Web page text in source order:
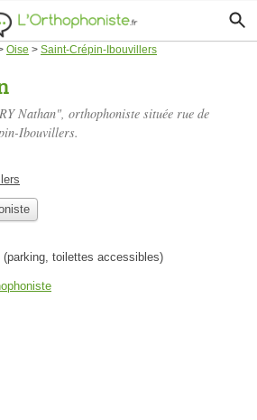
Oise > Saint-Crépin-Ibouvillers
Nathan", orthophoniste située rue de
Ibouvillers.
(parking, toilettes accessibles)